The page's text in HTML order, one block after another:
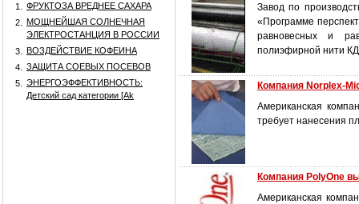
1.
ФРУКТОЗА ВРЕДНЕЕ САХАРА
2.
МОЩНЕЙШАЯ СОЛНЕЧНАЯ
ЭЛЕКТРОСТАНЦИЯ В РОССИИ
3.
ВОЗДЕЙСТВИЕ КОФЕИНА
4.
ЗАЩИТА СОЕВЫХ ПОСЕВОВ
5.
ЭНЕРГОЭФФЕКТИВНОСТЬ:
Детский сад категории [Аk
Завод по
«Программе
равновесных и
полиэфирной нити
Компания Norplex-
Американская
требует нанесения
Компания PolyOne
Американская